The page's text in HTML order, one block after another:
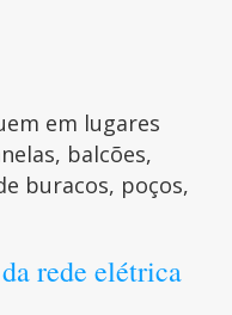
em lugares
balcões,
buracos, poços,
rede elétrica